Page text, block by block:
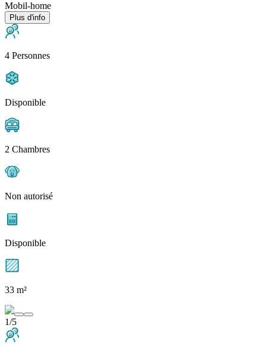
Mobil-home
Plus d'info
4 Personnes
Disponible
2 Chambres
Non autorisé
Disponible
33 m²
1/5